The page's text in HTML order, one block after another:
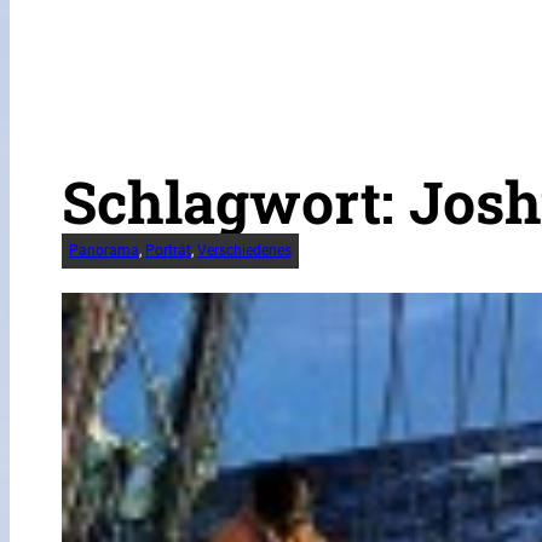
Schlagwort:
Panorama, Porträt, Verschiedenes